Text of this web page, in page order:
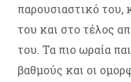
παρουσιαστικό
του και στο τέλος
του. Τα πιο ωραία
βαθμούς και οι